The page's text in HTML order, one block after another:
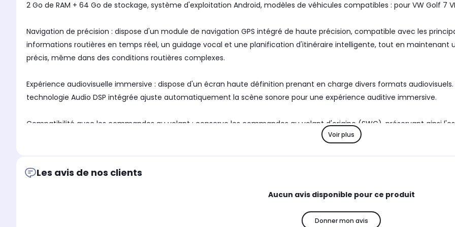
2 Go de RAM + 64 Go de stockage, système d'exploitation Android, modèles de véhicules compatibles : pour VW Golf 7
Navigation de précision : dispose d'un module de navigation GPS intégré de haute précision, compatible avec les
informations routières en temps réel, un guidage vocal et une planification d'itinéraire intelligente, tout en
précis, même dans des conditions routières complexes.
Expérience audiovisuelle immersive : dispose d'un écran haute définition prenant en charge divers formats audiovisuels.
technologie Audio DSP intégrée ajuste automatiquement la scène sonore pour une expérience auditive immersive.
Compatibilité avec les commandes au volant : conserve les commandes au volant d'origine (SWC), préservant ainsi
Performances fluides : alimenté par un matériel robuste garantissant un fonctionnement fluide du système, une
Voir plus
Les avis de nos clients
Aucun avis disponible pour ce produit
Donner mon avis